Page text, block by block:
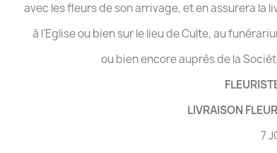
avec les fleurs de son arrivage, et en assurera la
à l'Eglise ou bien sur le lieu de Culte, au
ou bien encore auprès de la
LIVRAISON
7